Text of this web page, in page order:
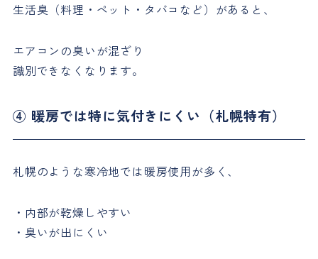
生活臭（料理・ペット・タバコなど）があると、
エアコンの臭いが混ざり
識別できなくなります。
④ 暖房では特に気付きにくい（札幌特有）
札幌のような寒冷地では暖房使用が多く、
・内部が乾燥しやすい
・臭いが出にくい